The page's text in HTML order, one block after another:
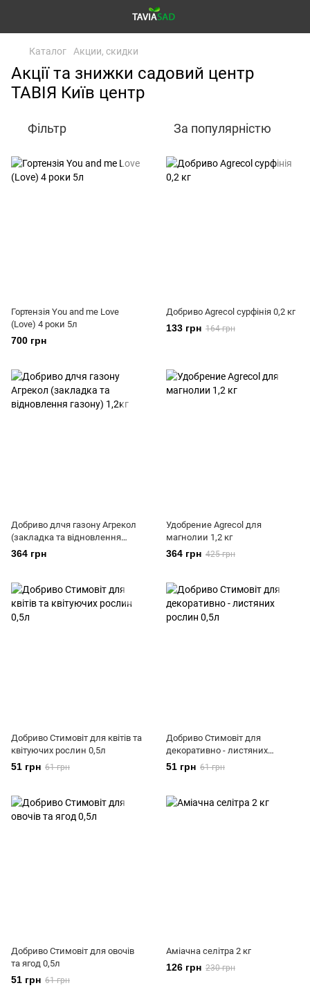
Каталог Акции, скидки
Акції та знижки садовий центр
ТАВІЯ Київ центр
Фільтр За популярністю
Гортензія You and me Love
(Love) 4 роки 5л
700 грн
Добриво Agrecol сурфінія 0,2 кг
133 грн 164 грн
Добриво длчя газону Агрекол
(закладка та відновлення
газону) 1,2кг
364 грн
Удобрение Agrеcol для
магнолии 1,2 кг
364 грн 425 грн
Добриво Стимовіт для квітів та
квітуючих рослин 0,5л
51 грн 61 грн
Добриво Стимовіт для
декоративно - листяних
рослин 0,5л
51 грн 61 грн
Добриво Стимовіт для овочів
та ягод 0,5л
51 грн 61 грн
Аміачна селітра 2 кг
126 грн 230 грн